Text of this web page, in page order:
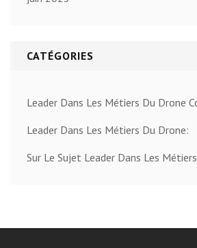
CATÉGORIES
Leader Dans Les Métiers Du Drone
Leader Dans Les Métiers Du Drone:
Sur Le Sujet Leader Dans Les